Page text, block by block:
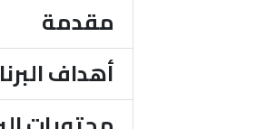
مقدمة
أهداف